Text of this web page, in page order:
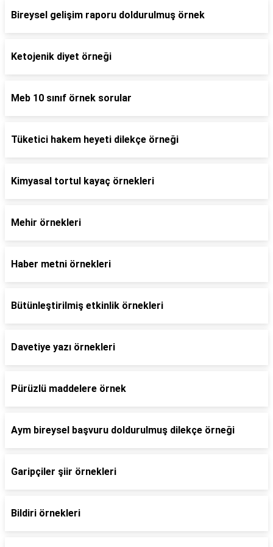
Bireysel gelişim raporu doldurulmuş örnek
Ketojenik diyet örneği
Meb 10 sınıf örnek sorular
Tüketici hakem heyeti dilekçe örneği
Kimyasal tortul kayaç örnekleri
Mehir örnekleri
Haber metni örnekleri
Bütünleştirilmiş etkinlik örnekleri
Davetiye yazı örnekleri
Pürüzlü maddelere örnek
Aym bireysel başvuru doldurulmuş dilekçe örneği
Garipçiler şiir örnekleri
Bildiri örnekleri